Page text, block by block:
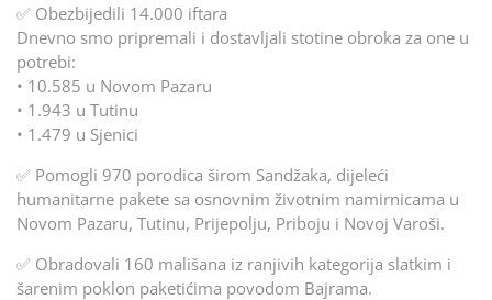
✅ Obezbijedili 14.000 iftara
Dnevno smo pripremali i dostavljali stotine obroka za one u
potrebi:
• 10.585 u Novom Pazaru
• 1.943 u Tutinu
• 1.479 u Sjenici
✅ Pomogli 970 porodica širom Sandžaka, dijeleći
humanitarne pakete sa osnovnim životnim namirnicama u
Novom Pazaru, Tutinu, Prijepolju, Priboju i Novoj Varoši.
✅ Obradovali 160 mališana iz ranjivih kategorija slatkim i
šarenim poklon paketićima povodom Bajrama.